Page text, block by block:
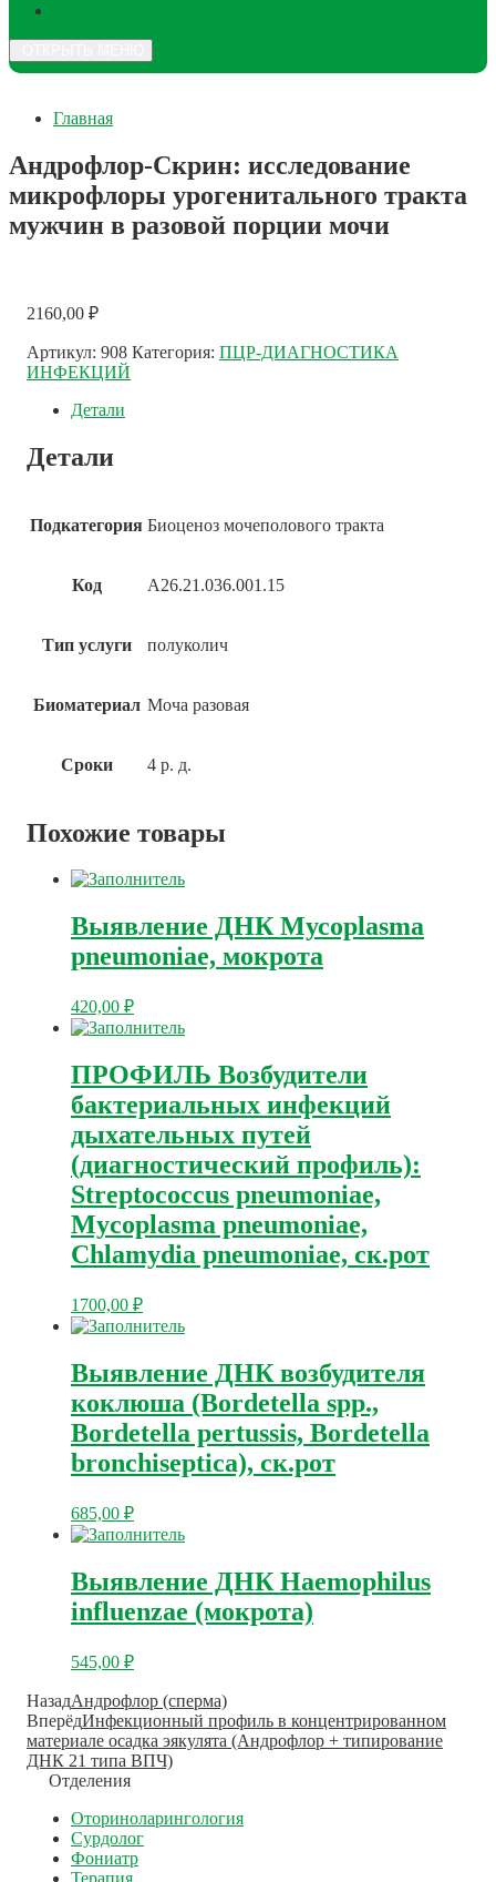
Главная
Андрофлор-Скрин: исследование
микрофлоры урогенитального тракта
мужчин в разовой порции мочи
2160,00 ₽
Артикул: 908 Категория: ПЦР-ДИАГНОСТИКА
ИНФЕКЦИЙ
Детали
Детали
Подкатегория Биоценоз мочеполового тракта
Код A26.21.036.001.15
Тип услуги полуколич
Биоматериал Моча разовая
Сроки 4 р. д.
Похожие товары
Выявление ДНК Мусоplasma
pneumoniae, мокрота
420,00 ₽
ПРОФИЛЬ Возбудители
бактериальных инфекций
дыхательных путей
(диагностический профиль):
Streptococcus pneumoniae,
Mycoplasma pneumoniae,
Chlamydia pneumoniae, ск.рот
1700,00 ₽
Выявление ДНК возбудителя
коклюша (Bordetella spp.,
Bordetella pertussis, Bordetella
bronchiseptica), ск.рот
685,00 ₽
Выявление ДНК Haemophilus
influenzae (мокрота)
545,00 ₽
НазадАндрофлор (сперма)
ВперёдИнфекционный профиль в концентрированном
материале осадка эякулята (Андрофлор + типирование
ДНК 21 типа ВПЧ)
Отделения
Оториноларингология
Сурдолог
Фониатр
Терапия